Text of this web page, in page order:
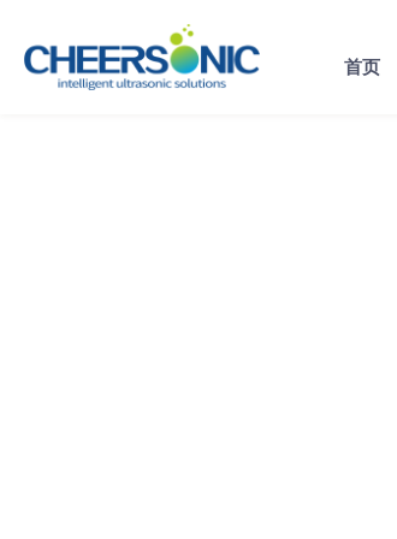
content
首页